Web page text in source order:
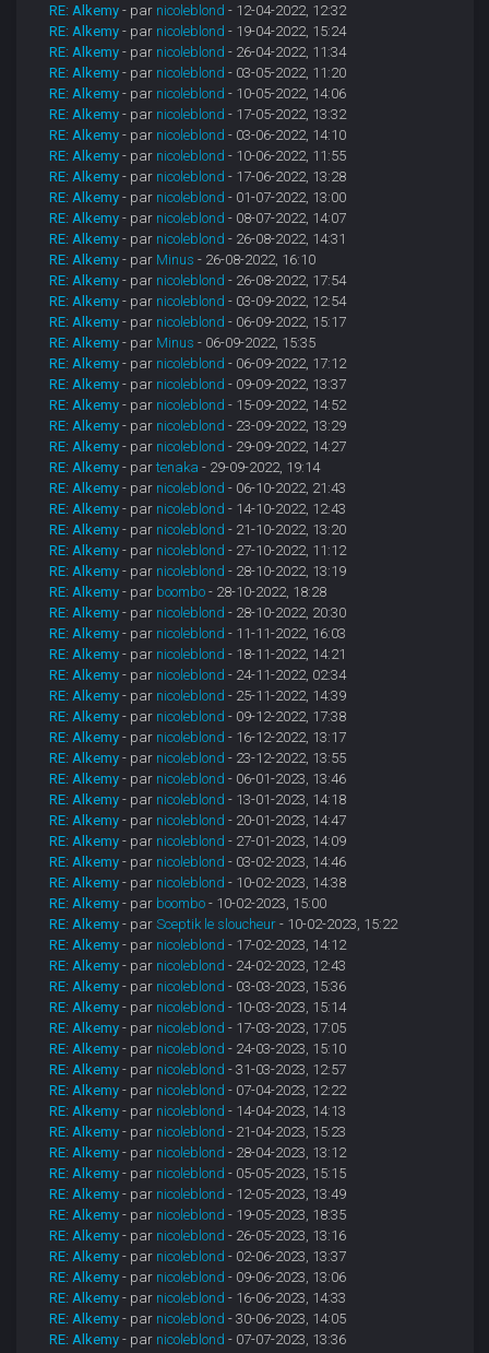
RE: Alkemy - par nicoleblond - 12-04-2022, 12:32
RE: Alkemy - par nicoleblond - 19-04-2022, 15:24
RE: Alkemy - par nicoleblond - 26-04-2022, 11:34
RE: Alkemy - par nicoleblond - 03-05-2022, 11:20
RE: Alkemy - par nicoleblond - 10-05-2022, 14:06
RE: Alkemy - par nicoleblond - 17-05-2022, 13:32
RE: Alkemy - par nicoleblond - 03-06-2022, 14:10
RE: Alkemy - par nicoleblond - 10-06-2022, 11:55
RE: Alkemy - par nicoleblond - 17-06-2022, 13:28
RE: Alkemy - par nicoleblond - 01-07-2022, 13:00
RE: Alkemy - par nicoleblond - 08-07-2022, 14:07
RE: Alkemy - par nicoleblond - 26-08-2022, 14:31
RE: Alkemy - par Minus - 26-08-2022, 16:10
RE: Alkemy - par nicoleblond - 26-08-2022, 17:54
RE: Alkemy - par nicoleblond - 03-09-2022, 12:54
RE: Alkemy - par nicoleblond - 06-09-2022, 15:17
RE: Alkemy - par Minus - 06-09-2022, 15:35
RE: Alkemy - par nicoleblond - 06-09-2022, 17:12
RE: Alkemy - par nicoleblond - 09-09-2022, 13:37
RE: Alkemy - par nicoleblond - 15-09-2022, 14:52
RE: Alkemy - par nicoleblond - 23-09-2022, 13:29
RE: Alkemy - par nicoleblond - 29-09-2022, 14:27
RE: Alkemy - partenaka - 29-09-2022, 19:14
RE: Alkemy - par nicoleblond - 06-10-2022, 21:43
RE: Alkemy - par nicoleblond - 14-10-2022, 12:43
RE: Alkemy - par nicoleblond - 21-10-2022, 13:20
RE: Alkemy - par nicoleblond - 27-10-2022, 11:12
RE: Alkemy - par nicoleblond - 28-10-2022, 13:19
RE: Alkemy - par boombo - 28-10-2022, 18:28
RE: Alkemy - par nicoleblond - 28-10-2022, 20:30
RE: Alkemy - par nicoleblond - 11-11-2022, 16:03
RE: Alkemy - par nicoleblond - 18-11-2022, 14:21
RE: Alkemy - par nicoleblond - 24-11-2022, 02:34
RE: Alkemy - par nicoleblond - 25-11-2022, 14:39
RE: Alkemy - par nicoleblond - 09-12-2022, 17:38
RE: Alkemy - par nicoleblond - 16-12-2022, 13:17
RE: Alkemy - par nicoleblond - 23-12-2022, 13:55
RE: Alkemy - par nicoleblond - 06-01-2023, 13:46
RE: Alkemy - par nicoleblond - 13-01-2023, 14:18
RE: Alkemy - par nicoleblond - 20-01-2023, 14:47
RE: Alkemy - par nicoleblond - 27-01-2023, 14:09
RE: Alkemy - par nicoleblond - 03-02-2023, 14:46
RE: Alkemy - par nicoleblond - 10-02-2023, 14:38
RE: Alkemy - par boombo - 10-02-2023, 15:00
RE: Alkemy - parSceptik le sloucheur - 10-02-2023, 15:22
RE: Alkemy - par nicoleblond - 17-02-2023, 14:12
RE: Alkemy - par nicoleblond - 24-02-2023, 12:43
RE: Alkemy - par nicoleblond - 03-03-2023, 15:36
RE: Alkemy - par nicoleblond - 10-03-2023, 15:14
RE: Alkemy - par nicoleblond - 17-03-2023, 17:05
RE: Alkemy - par nicoleblond - 24-03-2023, 15:10
RE: Alkemy - par nicoleblond - 31-03-2023, 12:57
RE: Alkemy - par nicoleblond - 07-04-2023, 12:22
RE: Alkemy - par nicoleblond - 14-04-2023, 14:13
RE: Alkemy - par nicoleblond - 21-04-2023, 15:23
RE: Alkemy - par nicoleblond - 28-04-2023, 13:12
RE: Alkemy - par nicoleblond - 05-05-2023, 15:15
RE: Alkemy - par nicoleblond - 12-05-2023, 13:49
RE: Alkemy - par nicoleblond - 19-05-2023, 18:35
RE: Alkemy - par nicoleblond - 26-05-2023, 13:16
RE: Alkemy - par nicoleblond - 02-06-2023, 13:37
RE: Alkemy - par nicoleblond - 09-06-2023, 13:06
RE: Alkemy - par nicoleblond - 16-06-2023, 14:33
RE: Alkemy - par nicoleblond - 30-06-2023, 14:05
RE: Alkemy - par nicoleblond - 07-07-2023, 13:36